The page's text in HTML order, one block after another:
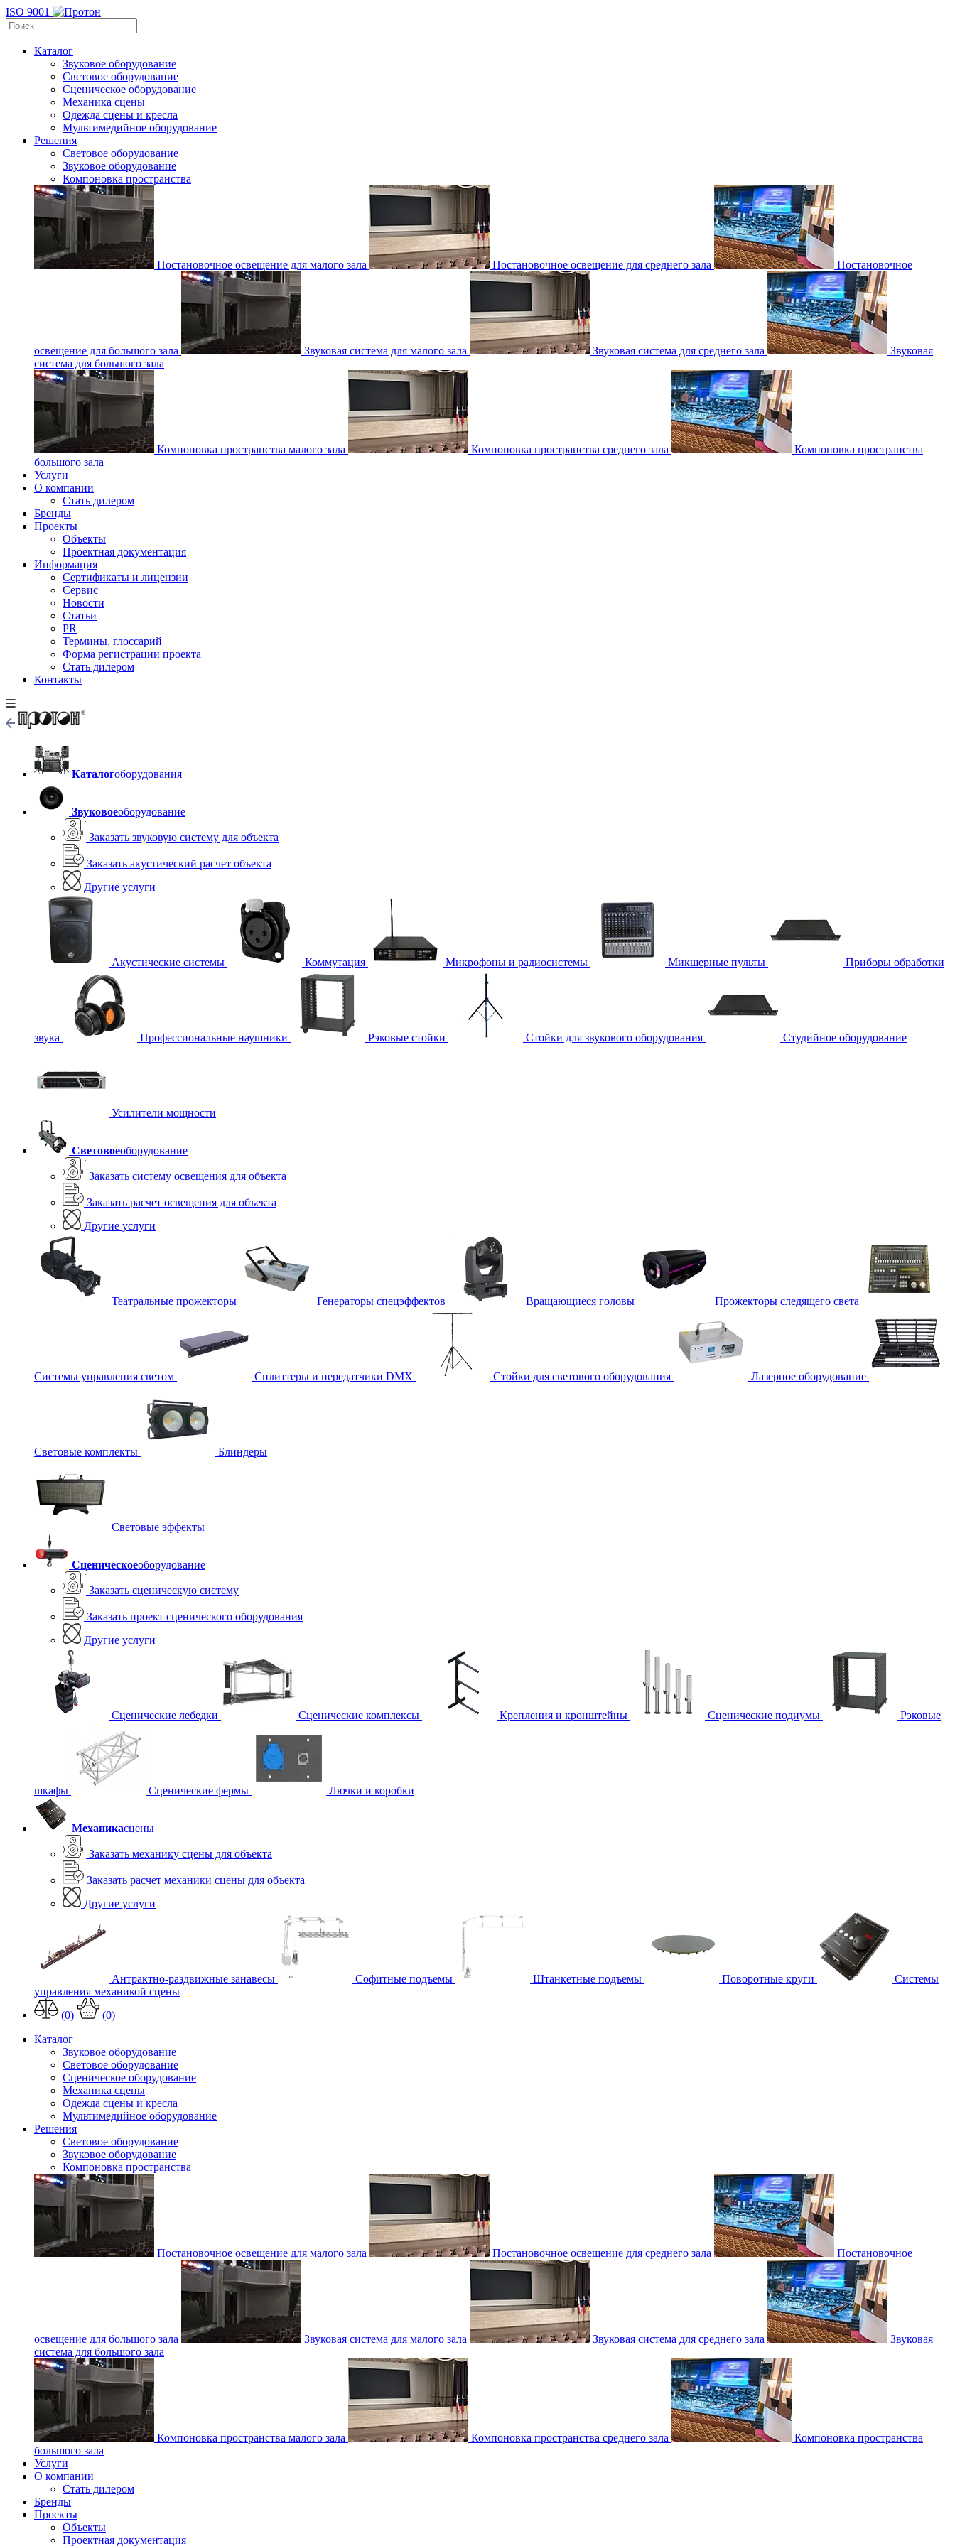
ISO 9001
Каталог
Звуковое оборудование
Световое оборудование
Сценическое оборудование
Механика сцены
Одежда сцены и кресла
Мультимедийное оборудование
Решения
Световое оборудование
Звуковое оборудование
Компоновка пространства
Постановочное освещение для малого зала Постановочное освещение для среднего зала Постановочное
освещение для большого зала Звуковая система для малого зала Звуковая система для среднего зала
Звуковая
система для большого зала
Компоновка пространства малого зала Компоновка пространства среднего зала
Компоновка пространства
большого зала
Услуги
О компании
Стать дилером
Бренды
Проекты
Объекты
Проектная документация
Информация
Сертификаты и лицензии
Сервис
Новости
Статьи
PR
Термины, глоссарий
Форма регистрации проекта
Стать дилером
Контакты
Каталогоборудования
Звуковоеоборудование
Заказать звуковую систему для объекта
Заказать акустический расчет объекта
Другие услуги
Акустические системы Коммутация Микрофоны и радиосистемы Микшерные пульты Приборы обработки
звука Профессиональные наушники Рэковые стойки Стойки для звукового оборудования Студийное оборудование
Усилители мощности
Световоеоборудование
Заказать систему освещения для объекта
Заказать расчет освещения для объекта
Другие услуги
Театральные прожекторы Генераторы спецэффектов Вращающиеся головы Прожекторы следящего света
Системы управления светом Сплиттеры и передатчики DMX Стойки для светового оборудования Лазерное оборудование
Световые комплекты Блиндеры
Световые эффекты
Сценическоеоборудование
Заказать сценическую систему
Заказать проект сценического оборудования
Другие услуги
Сценические лебедки Сценические комплексы Крепления и кронштейны Сценические подиумы Рэковые
шкафы Сценические фермы Лючки и коробки
Механикасцены
Заказать механику сцены для объекта
Заказать расчет механики сцены для объекта
Другие услуги
Антрактно-раздвижные занавесы Софитные подъемы Штанкетные подъемы Поворотные круги
Системы
управления механикой сцены
(0)
(0)
Каталог
Звуковое оборудование
Световое оборудование
Сценическое оборудование
Механика сцены
Одежда сцены и кресла
Мультимедийное оборудование
Решения
Световое оборудование
Звуковое оборудование
Компоновка пространства
Постановочное освещение для малого зала Постановочное освещение для среднего зала Постановочное
освещение для большого зала Звуковая система для малого зала Звуковая система для среднего зала
Звуковая
система для большого зала
Компоновка пространства малого зала Компоновка пространства среднего зала
Компоновка пространства
большого зала
Услуги
О компании
Стать дилером
Бренды
Проекты
Объекты
Проектная документация